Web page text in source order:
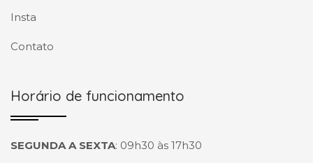
Insta
Contato
Horário de funcionamento
SEGUNDA A SEXTA: 09h30 às 17h30